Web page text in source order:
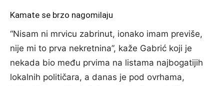
Kamate se brzo nagomilaju
“Nisam ni mrvicu zabrinut, ionako imam previše,
nije mi to prva nekretnina”, kaže Gabrić koji je
nekada bio među prvima na listama najbogatijih
lokalnih političara, a danas je pod ovrhama,